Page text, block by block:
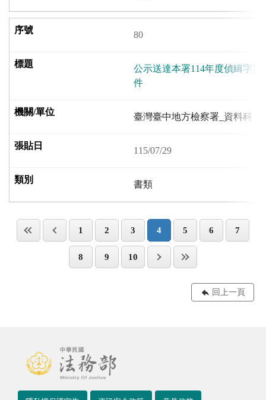
80
公示送達本署114年度偵緝字第
件
臺灣臺中地方檢察署_資料科
115/07/29
書類
1 2 3 4 5 6 7
8 9 10
回上一頁